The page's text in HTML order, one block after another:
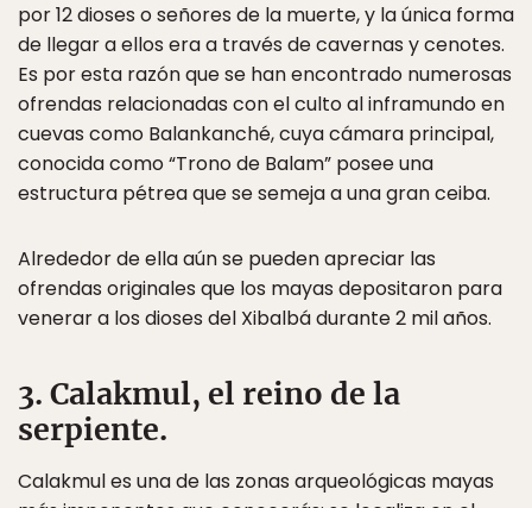
por 12 dioses o señores de la muerte, y la única forma
de llegar a ellos era a través de cavernas y cenotes.
Es por esta razón que se han encontrado numerosas
ofrendas relacionadas con el culto al inframundo en
cuevas como Balankanché, cuya cámara principal,
conocida como “Trono de Balam” posee una
estructura pétrea que se semeja a una gran ceiba.
Alrededor de ella aún se pueden apreciar las
ofrendas originales que los mayas depositaron para
venerar a los dioses del Xibalbá durante 2 mil años.
3. Calakmul, el reino de la
serpiente.
Calakmul es una de las zonas arqueológicas mayas